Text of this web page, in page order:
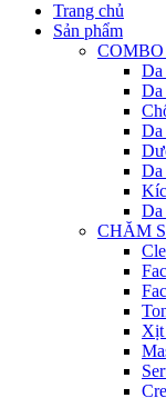
Trang chủ
Sản phẩm
Da
Da
Da
Da
Da
CHĂM
Xịt